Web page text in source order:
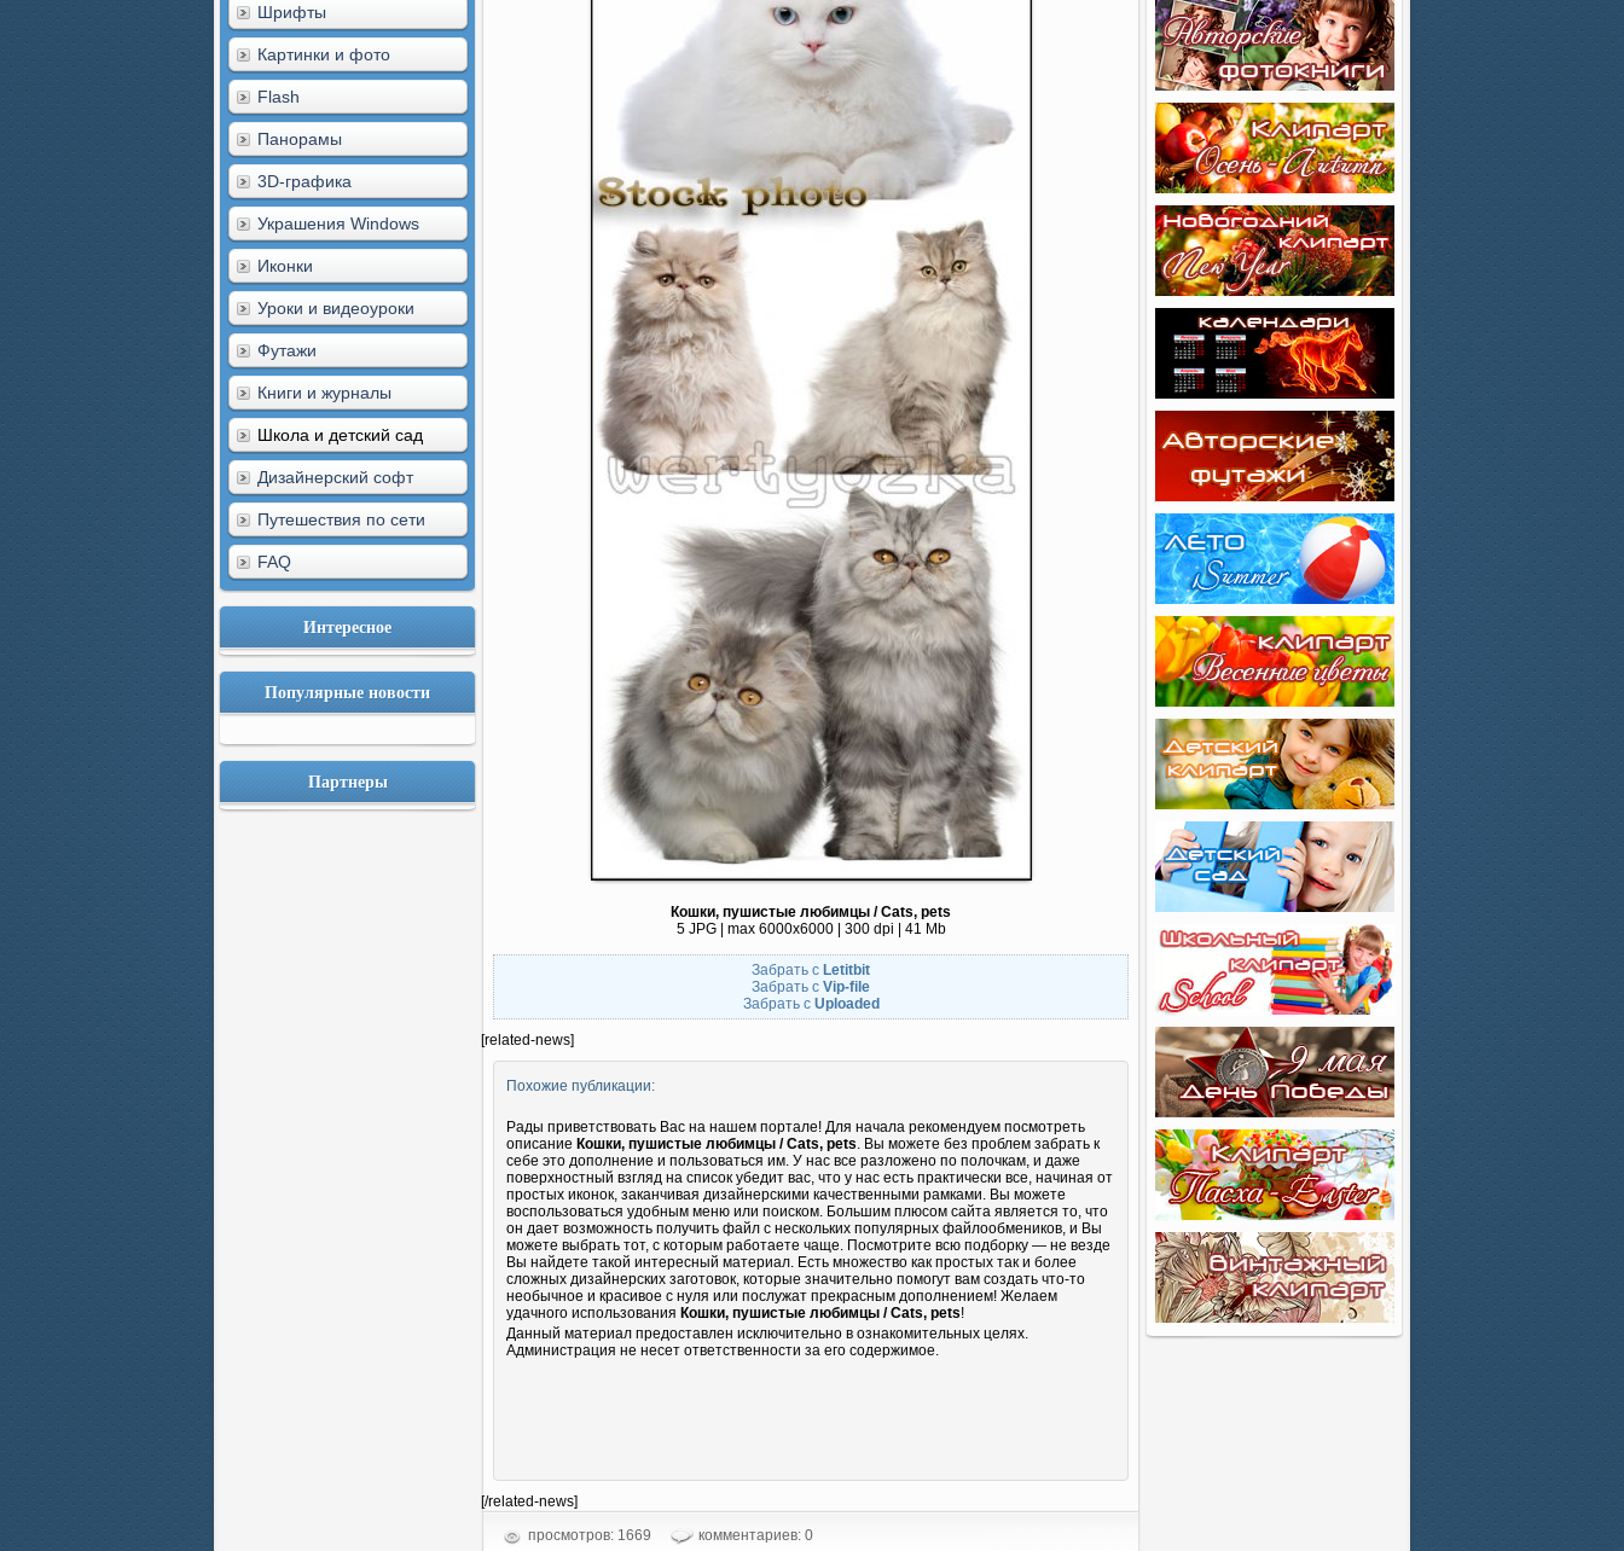
Шрифты
Картинки и фото
Flash
Панорамы
3D-графика
Украшения Windows
Иконки
Уроки и видеоуроки
Футажи
Книги и журналы
Школа и детский сад
Дизайнерский софт
Путешествия по сети
FAQ
Интересное
Популярные новости
Партнеры
Кошки, пушистые любимцы / Cats, pets
5 JPG | max 6000x6000 | 300 dpi | 41 Mb
Забрать с Letitbit
Забрать с Vip-file
Забрать с Uploaded
[related-news]
Похожие публикации:
Рады приветствовать Вас на нашем портале! Для начала рекомендуем посмотреть
описание Кошки, пушистые любимцы / Cats, pets. Вы можете без проблем забрать к
себе это дополнение и пользоваться им. У нас все разложено по полочкам, и даже
поверхностный взгляд на список убедит вас, что у нас есть практически все, начиная от
простых иконок, заканчивая дизайнерскими качественными рамками. Вы можете
воспользоваться удобным меню или поиском. Большим плюсом сайта является то, что
он дает возможность получить файл с нескольких популярных файлообмеников, и Вы
можете выбрать тот, с которым работаете чаще. Посмотрите всю подборку — не везде
Вы найдете такой интересный материал. Есть множество как простых так и более
сложных дизайнерских заготовок, которые значительно помогут вам создать что-то
необычное и красивое с нуля или послужат прекрасным дополнением! Желаем
удачного использования Кошки, пушистые любимцы / Cats, pets!
Данный материал предоставлен исключительно в ознакомительных целях.
Администрация не несет ответственности за его содержимое.
[/related-news]
просмотров: 1669
комментариев: 0